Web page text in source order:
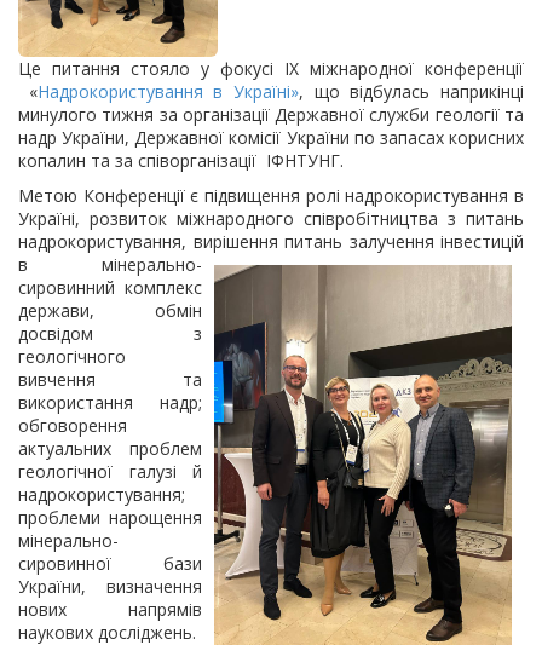
Це питання стояло у фокусі ІХ міжнародної конференції
«Надрокористування в Україні», що відбулась наприкінці
минулого тижня за організації Державної служби геології та
надр України, Державної комісії України по запасах корисних
копалин та за співорганізації ІФНТУНГ.
Метою Конференції є підвищення ролі надрокористування в
Україні, розвиток міжнародного співробітництва з питань
надрокористування, вирішення питань залучення інвестицій
в мінерально-
сировинний комплекс
держави, обмін
досвідом з
геологічного
вивчення та
використання надр;
обговорення
актуальних проблем
геологічної галузі й
надрокористування;
проблеми нарощення
мінерально-
сировинної бази
України, визначення
нових напрямів
наукових досліджень.